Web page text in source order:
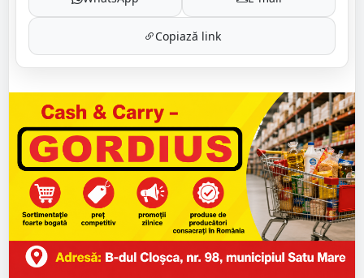
Copiază link